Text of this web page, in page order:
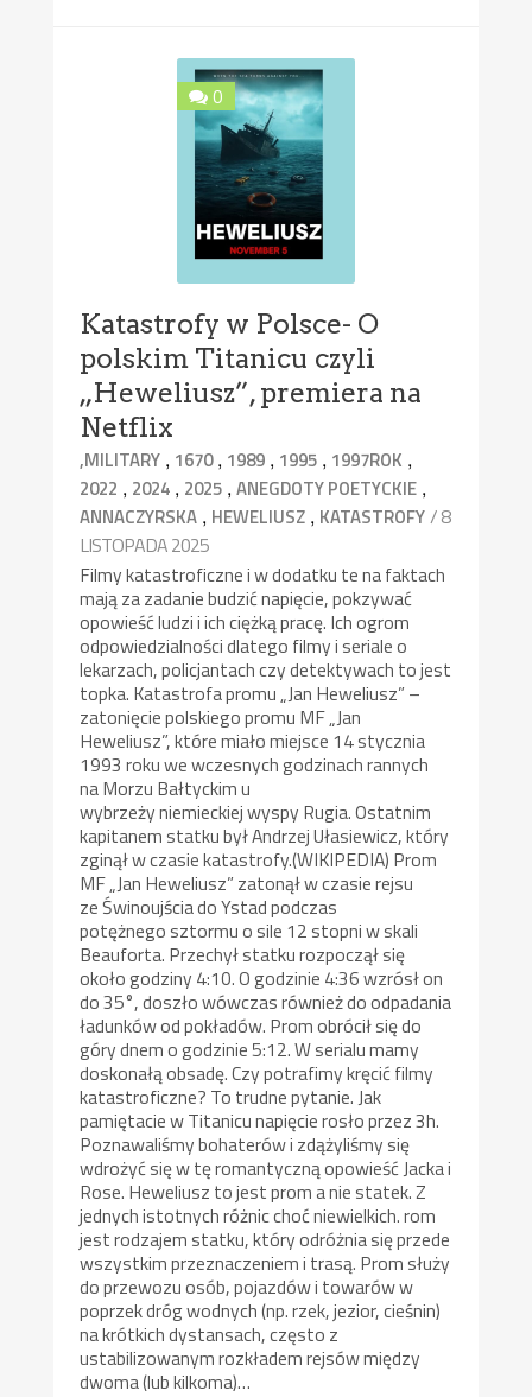
0
Katastrofy w Polsce- O
polskim Titanicu czyli
„Heweliusz”, premiera na
Netflix
,MILITARY , 1670, 1989 , 1995 , 1997ROK ,
2022 , 2024 , 2025 ,ANEGDOTY POETYCKIE ,
ANNACZYRSKA , HEWELIUSZ , KATASTROFY/ 8
LISTOPADA 2025
Filmy katastroficzne i w dodatku te na faktach
mają za zadanie budzić napięcie, pokzywać
opowieść ludzi i ich ciężką pracę. Ich ogrom
odpowiedzialności dlatego filmy i seriale o
lekarzach, policjantach czy detektywach to jest
topka. Katastrofa promu „Jan Heweliusz” –
zatonięcie polskiego promu MF „Jan
Heweliusz”, które miało miejsce 14 stycznia
1993 roku we wczesnych godzinach rannych
na Morzu Bałtyckim u
wybrzeży niemieckiej wyspy Rugia. Ostatnim
kapitanem statku był Andrzej Ułasiewicz, który
zginął w czasie katastrofy.(WIKIPEDIA) Prom
MF „Jan Heweliusz” zatonął w czasie rejsu
ze Świnoujścia do Ystad podczas
potężnego sztormu o sile 12 stopni w skali
Beauforta. Przechył statku rozpoczął się
około godziny 4:10. O godzinie 4:36 wzrósł on
do 35°, doszło wówczas również do odpadania
ładunków od pokładów. Prom obrócił się do
góry dnem o godzinie 5:12. W serialu mamy
doskonałą obsadę. Czy potrafimy kręcić filmy
katastroficzne? To trudne pytanie. Jak
pamiętacie w Titanicu napięcie rosło przez 3h.
Poznawaliśmy bohaterów i zdążyliśmy się
wdrożyć się w tę romantyczną opowieść Jacka i
Rose. Heweliusz to jest prom a nie statek. Z
jednych istotnych różnic choć niewielkich. rom
jest rodzajem statku, który odróżnia się przede
wszystkim przeznaczeniem i trasą. Prom służy
do przewozu osób, pojazdów i towarów w
poprzek dróg wodnych (np. rzek, jezior, cieśnin)
na krótkich dystansach, często z
ustabilizowanym rozkładem rejsów między
dwoma (lub kilkoma)…